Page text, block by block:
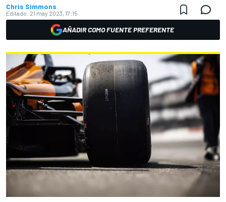
Chris Simmons
Editado: 21 may 2023, 17:15
AÑADIR COMO FUENTE PREFERENTE